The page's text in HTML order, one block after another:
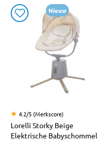
Nieuw
4.2/5 (Merkscore)
Lorelli Storky Beige
Elektrische Babyschommel